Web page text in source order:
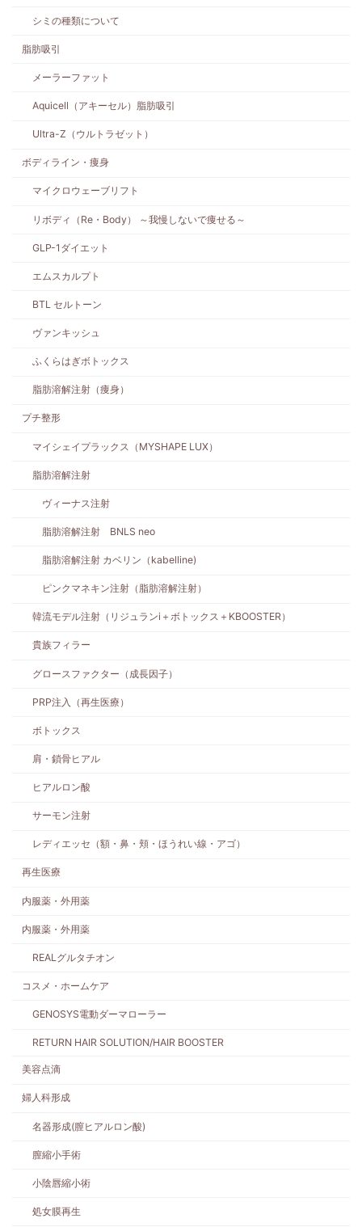
シミの種類について
脂肪吸引
メーラーファット
Aquicell（アキーセル）脂肪吸引
Ultra-Z（ウルトラゼット）
ボディライン・痩身
マイクロウェーブリフト
リボディ（Re・Body） ～我慢しないで痩せる～
GLP-1ダイエット
エムスカルプト
BTL セルトーン
ヴァンキッシュ
ふくらはぎボトックス
脂肪溶解注射（痩身）
プチ整形
マイシェイプラックス（MYSHAPE LUX）
脂肪溶解注射
ヴィーナス注射
脂肪溶解注射 BNLS neo
脂肪溶解注射 カベリン（kabelline)
ピンクマネキン注射（脂肪溶解注射）
韓流モデル注射（リジュランi＋ボトックス＋KBOOSTER）
貴族フィラー
グロースファクター（成長因子）
PRP注入（再生医療）
ボトックス
肩・鎖骨ヒアル
ヒアルロン酸
サーモン注射
レディエッセ（額・鼻・頬・ほうれい線・アゴ）
再生医療
内服薬・外用薬
内服薬・外用薬
REALグルタチオン
コスメ・ホームケア
GENOSYS電動ダーマローラー
RETURN HAIR SOLUTION/HAIR BOOSTER
美容点滴
婦人科形成
名器形成(膣ヒアルロン酸)
膣縮小手術
小陰唇縮小術
処女膜再生